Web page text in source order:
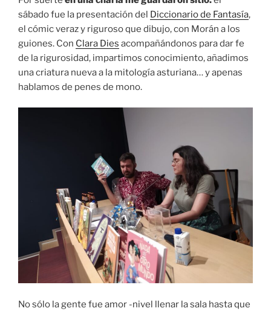
sábado fue la presentación del Diccionario de Fantasía,
el cómic veraz y riguroso que dibujo, con Morán a los
guiones. Con Clara Dies acompañándonos para dar fe
de la rigurosidad, impartimos conocimiento, añadimos
una criatura nueva a la mitología asturiana… y apenas
hablamos de penes de mono.
No sólo la gente fue amor -nivel llenar la sala hasta que